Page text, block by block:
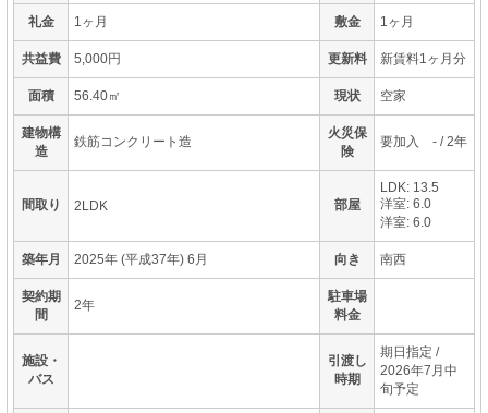
礼金 1ヶ月 敷金 1ヶ月
共益費 5,000円 更新料 新賃料1ヶ月分
面積 56.40㎡ 現状 空家
建物構
造
鉄筋コンクリート造
火災保
険
要加入 - / 2年
間取り 2LDK 部屋
LDK: 13.5
洋室: 6.0
洋室: 6.0
築年月 2025年 (平成37年) 6月 向き 南西
契約期
間
2年
駐車場
料金
施設・
バス
引渡し
時期
期日指定 /
2026年7月中
旬予定